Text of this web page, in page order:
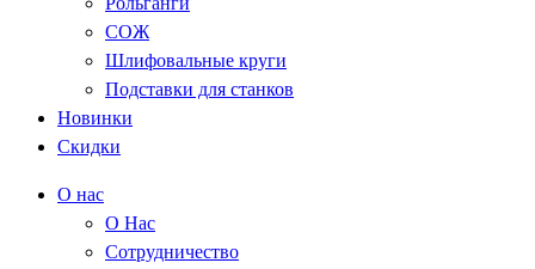
СОЖ
Шлифовальные круги
Подставки для станков
Новинки
Скидки
О нас
О Нас
Сотрудничество